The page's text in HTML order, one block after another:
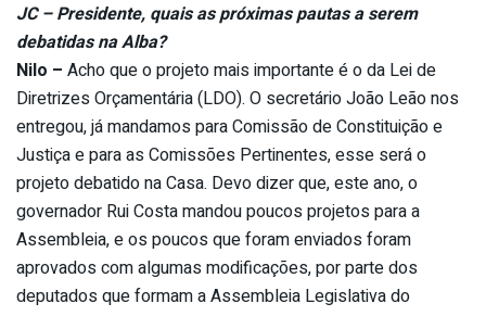
JC – Presidente, quais as próximas pautas a serem
debatidas na Alba?
Nilo – Acho que o projeto mais importante é o da Lei de
Diretrizes Orçamentária (LDO). O secretário João Leão nos
entregou, já mandamos para Comissão de Constituição e
Justiça e para as Comissões Pertinentes, esse será o
projeto debatido na Casa. Devo dizer que, este ano, o
governador Rui Costa mandou poucos projetos para a
Assembleia, e os poucos que foram enviados foram
aprovados com algumas modificações, por parte dos
deputados que formam a Assembleia Legislativa do